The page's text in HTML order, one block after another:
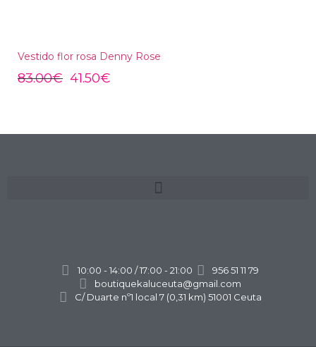
Vestido flor rosa Denny Rose
83.00€ 41.50€
10:00 - 14:00 / 17:00 - 21:00
956 51 11 79
boutiquekaluceuta@gmail.com
C/ Duarte nº1 local 7 (0,31 km) 51001 Ceuta